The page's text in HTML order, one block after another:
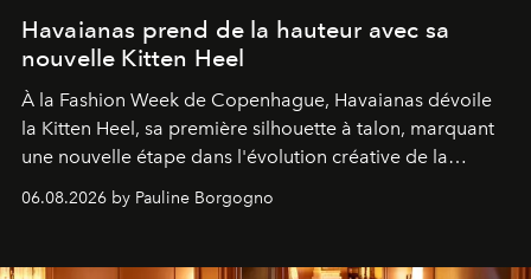
Havaianas prend de la hauteur avec sa
nouvelle Kitten Heel
À la Fashion Week de Copenhague, Havaianas dévoile
la Kitten Heel, sa première silhouette à talon, marquant
une nouvelle étape dans l'évolution créative de la
06.08.2026 by Pauline Borgogno